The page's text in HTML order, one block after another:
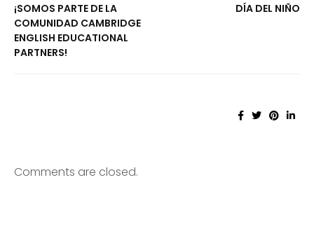
¡SOMOS PARTE DE LA
COMUNIDAD CAMBRIDGE
ENGLISH EDUCATIONAL
PARTNERS!
DÍA DEL NIÑO
Comments are closed.